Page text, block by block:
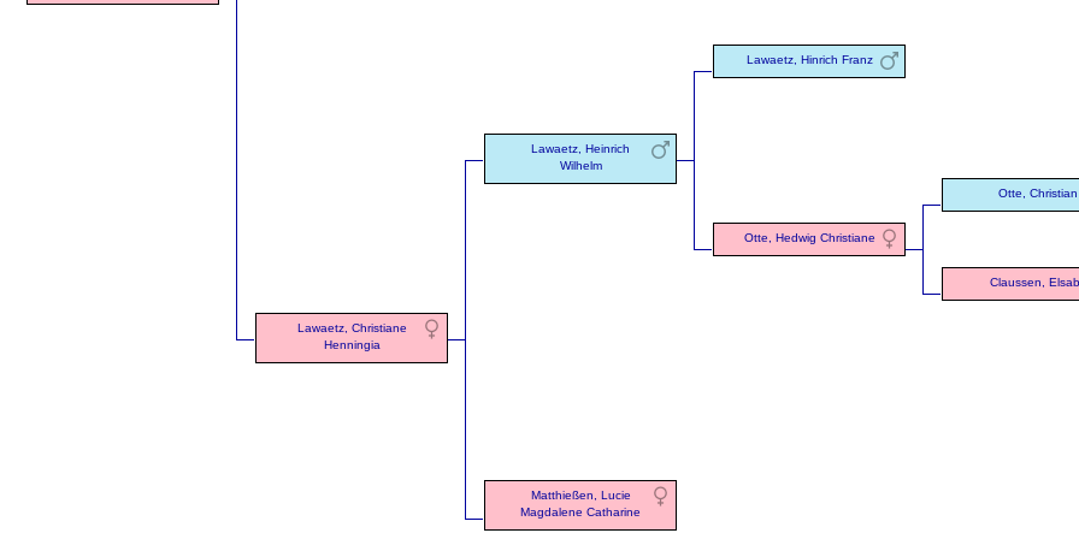
Lawaetz, Christiane
Henningia
Lawaetz, Heinrich
Wilhelm
Lawaetz, Hinrich Franz
Otte, Hedwig Christiane
Otte, Christian
Claussen,
Matthießen, Lucie
Magdalene Catharine